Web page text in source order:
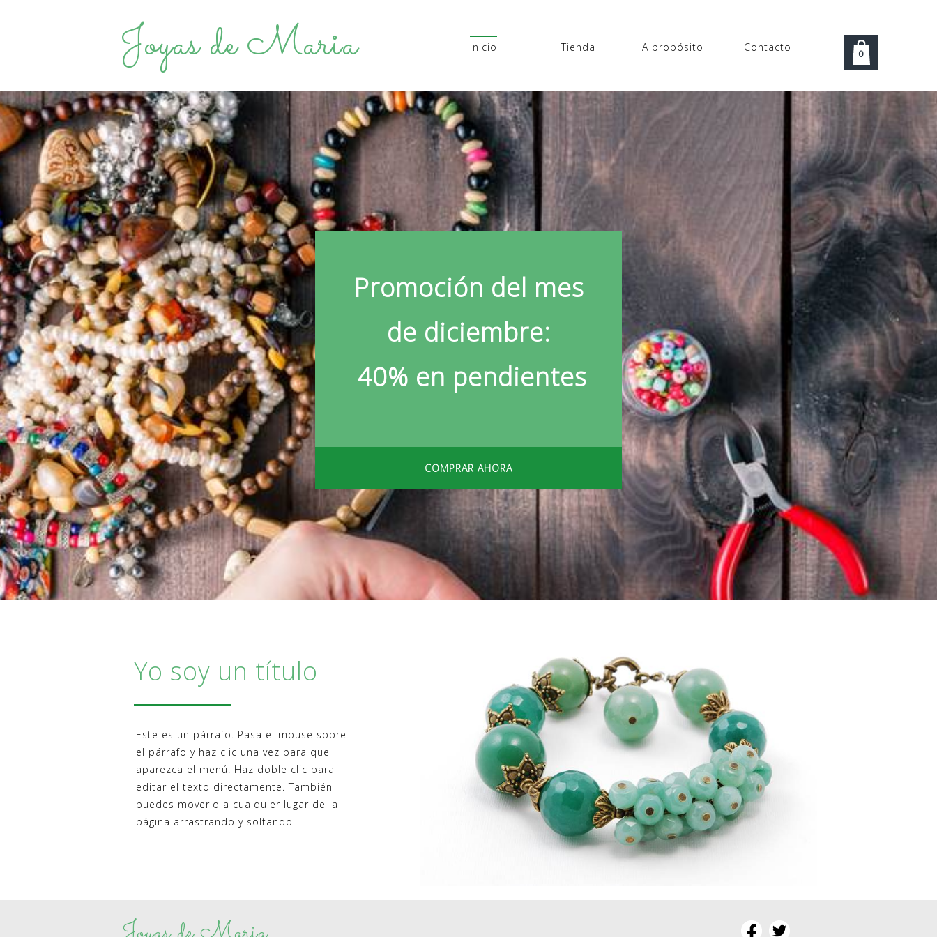
Joyas de Maria Inicio Tienda A propósito Contacto
Promoción del mes
de diciembre:
40% en pendientes
COMPRAR AHORA
Yo soy un título
Este es un párrafo. Pasa el mouse sobre
el párrafo y haz clic una vez para que
aparezca el menú. Haz doble clic para
editar el texto directamente. También
puedes moverlo a cualquier lugar de la
página arrastrando y soltando.
0